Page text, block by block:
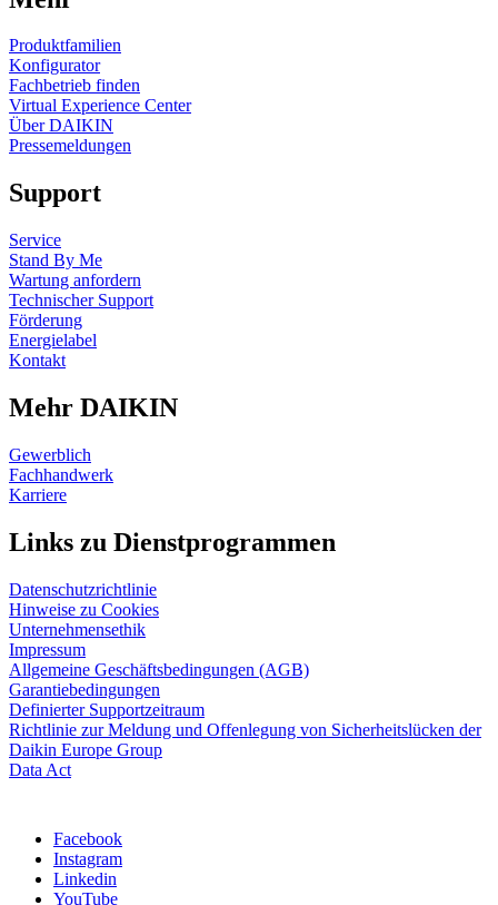
Produktfamilien
Konfigurator
Fachbetrieb finden
Virtual Experience Center
Über DAIKIN
Pressemeldungen
Support
Service
Stand By Me
Wartung anfordern
Technischer Support
Förderung
Energielabel
Kontakt
Mehr DAIKIN
Gewerblich
Fachhandwerk
Karriere
Links zu Dienstprogrammen
Datenschutzrichtlinie
Hinweise zu Cookies
Unternehmensethik
Impressum
Allgemeine Geschäftsbedingungen (AGB)
Garantiebedingungen
Definierter Supportzeitraum
Richtlinie zur Meldung und Offenlegung von Sicherheitslücken der
Daikin Europe Group
Data Act
Facebook
Instagram
Linkedin
YouTube